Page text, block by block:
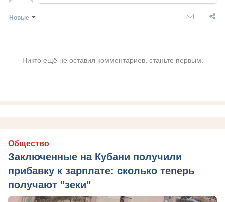
Новые
Никто ещё не оставил комментариев, станьте первым.
Общество
Заключенные на Кубани получили
прибавку к зарплате: сколько теперь
получают "зеки"